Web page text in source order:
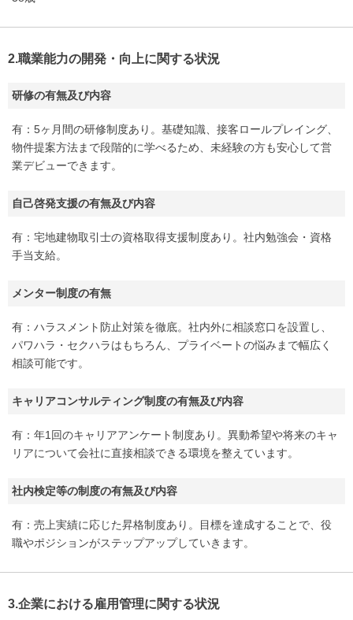
2.職業能力の開発・向上に関する状況
研修の有無及び内容
有：5ヶ月間の研修制度あり。基礎知識、接客ロールプレイング、
物件提案方法まで段階的に学べるため、未経験の方も安心して営
業デビューできます。
自己啓発支援の有無及び内容
有：宅地建物取引士の資格取得支援制度あり。社内勉強会・資格
手当支給。
メンター制度の有無
有：ハラスメント防止対策を徹底。社内外に相談窓口を設置し、
パワハラ・セクハラはもちろん、プライベートの悩みまで幅広く
相談可能です。
キャリアコンサルティング制度の有無及び内容
有：年1回のキャリアアンケート制度あり。異動希望や将来のキャ
リアについて会社に直接相談できる環境を整えています。
社内検定等の制度の有無及び内容
有：売上実績に応じた昇格制度あり。目標を達成することで、役
職やポジションがステップアップしていきます。
3.企業における雇用管理に関する状況